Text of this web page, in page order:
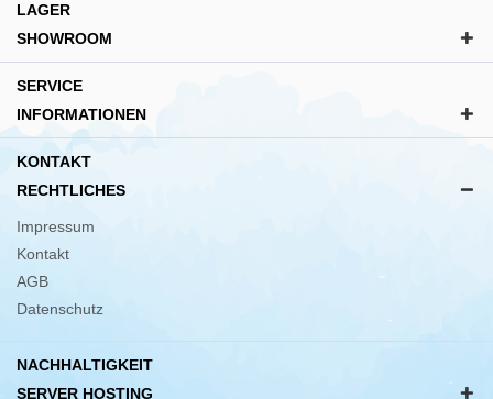
LAGER
SHOWROOM
SERVICE
INFORMATIONEN
KONTAKT
RECHTLICHES
Impressum
Kontakt
AGB
Datenschutz
NACHHALTIGKEIT
SERVER HOSTING